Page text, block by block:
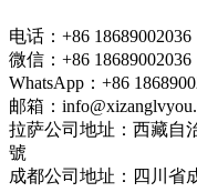
电话：+86 18689002036
微信：+86 18689002036
WhatsApp：+86
邮箱：
拉萨公司地址：西藏自
號
成都公司地址：四川省